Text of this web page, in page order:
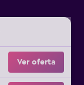
Ver oferta